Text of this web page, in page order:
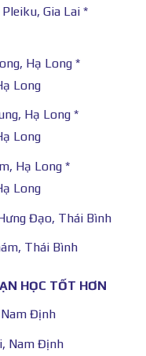
Gia Lai *
Hạ Long *
Long
Hạ Long *
Long
Hạ Long *
Long
Đạo, Thái Bình
Thái Bình
HỌC TỐT HƠN
Định
Nam Định